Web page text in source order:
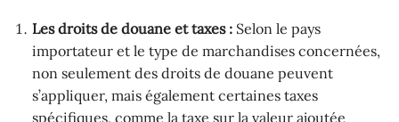
Les droits de douane et taxes :Selon le pays
importateur et le type de marchandises concernées,
non seulement des droits de douane peuvent
s’appliquer, mais également certaines taxes
spécifiques, comme la taxe sur la valeur ajoutée